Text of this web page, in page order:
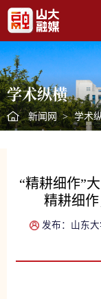
学术纵横
新闻网 > 学术
“精耕细作”
精耕细
发布：山东